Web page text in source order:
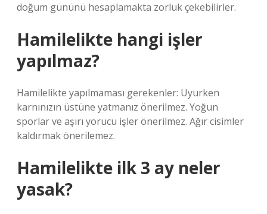
doğum gününü hesaplamakta zorluk çekebilirler.
Hamilelikte hangi işler
yapılmaz?
Hamilelikte yapılmaması gerekenler: Uyurken
karnınızın üstüne yatmanız önerilmez. Yoğun
sporlar ve aşırı yorucu işler önerilmez. Ağır cisimler
kaldırmak önerilemez.
Hamilelikte ilk 3 ay neler
yasak?